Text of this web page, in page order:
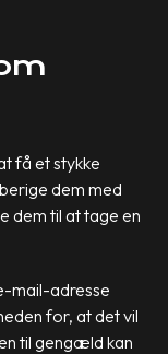
få et stykke
dem med
dem til at tage en
mail-adresse
for, at det vil
til gengæld kan